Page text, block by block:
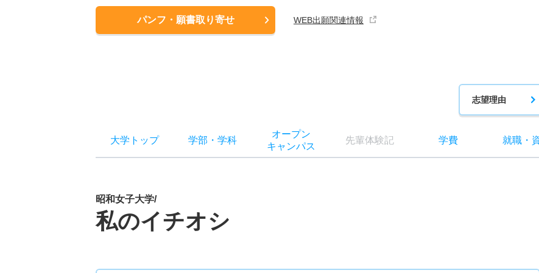
パンフ・願書取り寄せ WEB出願関連情報
志望理由
大学トップ 学部 ・ 学科
オープン
キャンパス
先輩体験記 学費 就職・
昭和女子大学/
私のイチオシ